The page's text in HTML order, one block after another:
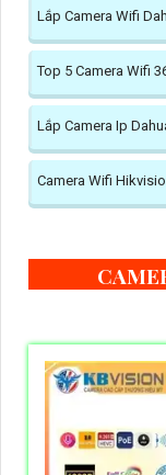
Lắp Camera Wifi
Top 5 Camera Wifi
Lắp Camera Ip
Camera Wifi